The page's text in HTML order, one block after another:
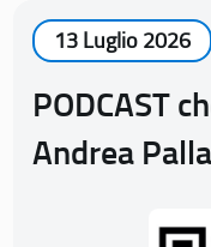
13 Luglio 2026
PODCAST
Andrea